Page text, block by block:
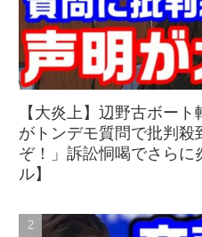
【大炎上】辺野古ボー
がトンデモ質問で批判
ぞ！」訴訟恫喝でさらに
ル】